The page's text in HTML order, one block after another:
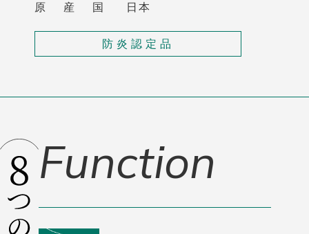
原 産 国 日本
防炎認定品
Function